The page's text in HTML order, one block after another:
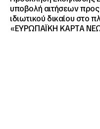
υποβολή αιτήσεων
ιδιωτικού δικαίου στο
«ΕΥΡΩΠΑΪΚΗ ΚΑΡΤΑ